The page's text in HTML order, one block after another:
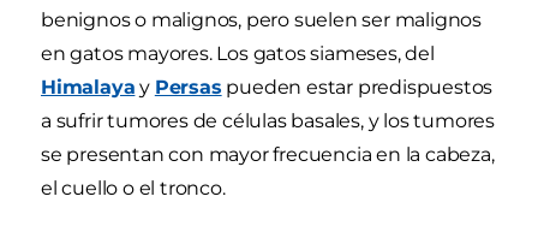
benignos o malignos, pero suelen ser malignos
en gatos mayores. Los gatos siameses, del
Himalaya y Persas pueden estar predispuestos
a sufrir tumores de células basales, y los tumores
se presentan con mayor frecuencia en la cabeza,
el cuello o el tronco.